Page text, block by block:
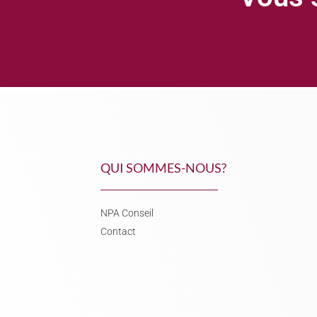
QUI SOMMES-NOUS?
NPA Conseil
Contact